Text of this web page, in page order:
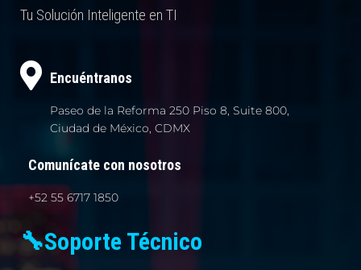
Tu Solución Inteligente en TI
Encuéntranos
Paseo de la Reforma 250 Piso 8, Suite 800,
Ciudad de México, CDMX
Comunícate con nosotros
+52 55 6717 1850
🔧Soporte Técnico